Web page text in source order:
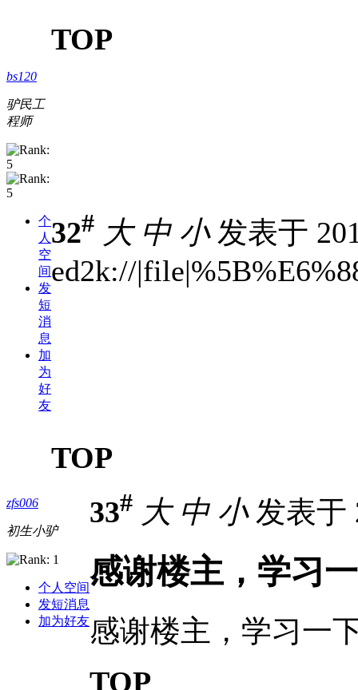
TOP
bs120
驴民工
程师
个
人
空
间
发
短
消
息
加
为
好
友
32# 大 中 小发表于
ed2k://
TOP
zfs006
初生小驴
个人空间
发短消息
加为好友
33# 大 中 小发表于
感谢楼主，学习
感谢楼主，学习一
TOP